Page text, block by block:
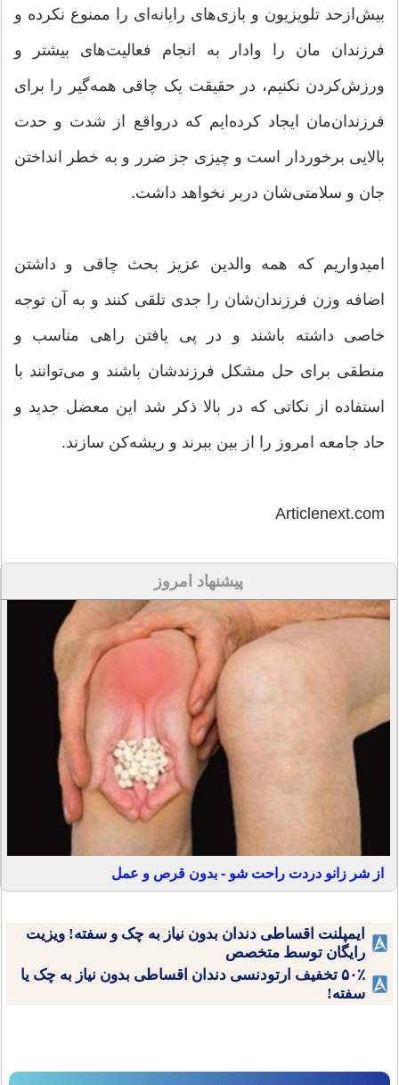
بیش‌ازحد تلویزیون و بازی‌های رایانه‌ای را ممنوع نکرده و
فرزندان مان را وادار به انجام فعالیت‌های بیشتر و
ورزش‌کردن نکنیم، در حقیقت یک چاقی همه‌گیر را برای
فرزندان‌مان ایجاد کرده‌ایم که درواقع از شدت و حدت
بالایی برخوردار است و چیزی جز ضرر و به خطر انداختن
جان و سلامتی‌شان دربر نخواهد داشت.
امیدواریم که همه والدین عزیز بحث چاقی و داشتن
اضافه وزن فرزندان‌شان را جدی تلقی کنند و به آن توجه
خاصی داشته باشند و در پی یافتن راهی مناسب و
منطقی برای حل مشکل فرزندشان باشند و می‌توانند با
استفاده از نکاتی که در بالا ذکر شد این معضل جدید و
حاد جامعه امروز را از بین ببرند و ریشه‌کن سازند.
Articlenext.com
پیشنهاد امروز
از شر زانو دردت راحت شو - بدون قرص و عمل
ایمپلنت اقساطی دندان بدون نیاز به چک و سفته! ویزیت
رایگان توسط متخصص
۵۰٪ تخفیف ارتودنسی دندان اقساطی بدون نیاز به چک یا
سفته!